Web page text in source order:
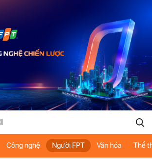
Công nghệ Người FPT Văn hóa Thể